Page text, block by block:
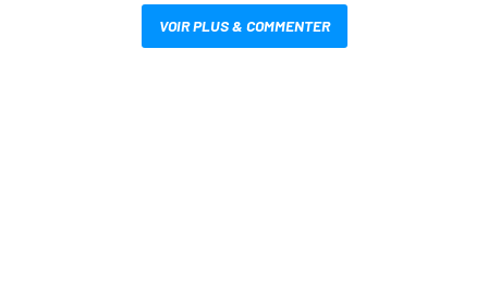
VOIR PLUS & COMMENTER